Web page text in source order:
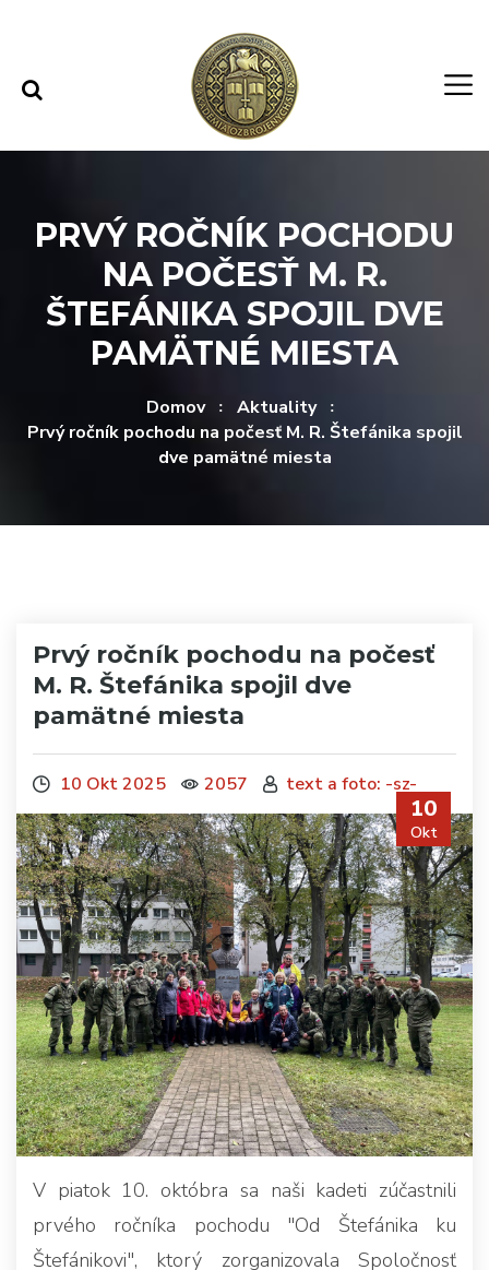
PRVÝ ROČNÍK POCHODU
NA POČESŤ M. R.
ŠTEFÁNIKA SPOJIL DVE
PAMÄTNÉ MIESTA
Domov
Aktuality
Prvý ročník pochodu na počesť M. R. Štefánika spojil
dve pamätné miesta
Prvý ročník pochodu na počesť
M. R. Štefánika spojil dve
pamätné miesta
10 Okt 2025 2057 text a foto: -sz-
10
Okt
V piatok 10. októbra sa naši kadeti zúčastnili
prvého ročníka pochodu "Od Štefánika ku
Štefánikovi", ktorý zorganizovala Spoločnosť